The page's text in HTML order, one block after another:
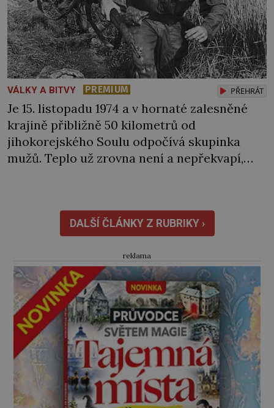
VÁLKY A BITVY PREMIUM PŘEHRÁT
Je 15. listopadu 1974 a v hornaté zalesněné
krajině přibližně 50 kilometrů od
jihokorejského Soulu odpočívá skupinka
mužů. Teplo už zrovna není a nepřekvapí,
nedaleký teplý vzduch stoupající ze země.
Vydá se na průzkum… Jak se k místu
přibližuje, slyší i sílící neznámé […]
DALŠÍ ČLÁNKY Z RUBRIKY ›
reklama